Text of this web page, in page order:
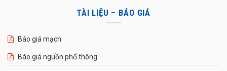
TÀI LIỆU – BÁO GIÁ
Báo giá mạch
Báo giá nguồn phổ thông